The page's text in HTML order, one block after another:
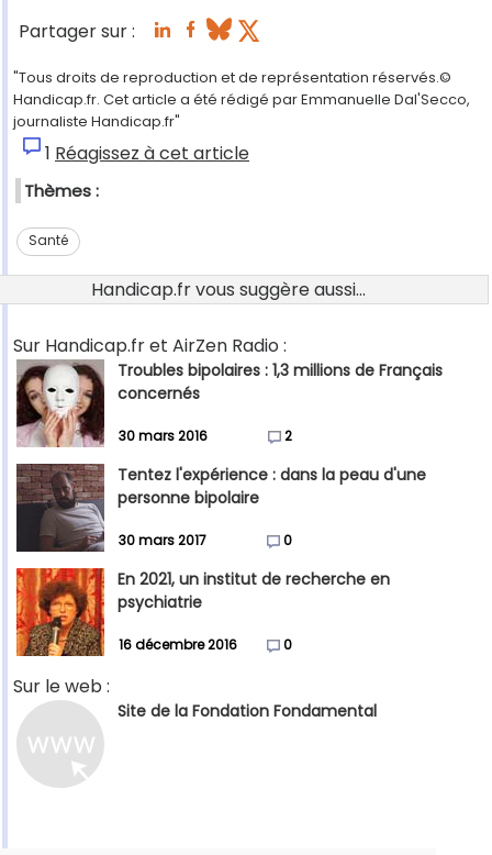
Partager sur :
"Tous droits de reproduction et de représentation réservés.©
Handicap.fr. Cet article a été rédigé par Emmanuelle Dal'Secco,
journaliste Handicap.fr"
1 Réagissez à cet article
Thèmes :
Santé
Handicap.fr vous suggère aussi...
Sur Handicap.fr et AirZen Radio :
Troubles bipolaires : 1,3 millions de Français
concernés
30 mars 2016 2
Tentez l'expérience : dans la peau d'une
personne bipolaire
30 mars 2017 0
En 2021, un institut de recherche en
psychiatrie
16 décembre 2016 0
Sur le web :
Site de la Fondation Fondamental